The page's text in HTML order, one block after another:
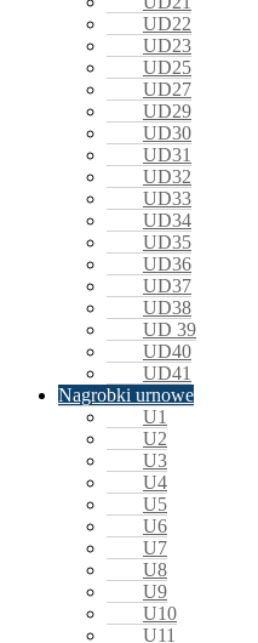
UD22
UD23
UD25
UD27
UD29
UD30
UD31
UD32
UD33
UD34
UD35
UD36
UD37
UD38
UD 39
UD40
UD41
Nagrobki urnowe
U1
U2
U3
U4
U5
U6
U7
U8
U9
U10
U11